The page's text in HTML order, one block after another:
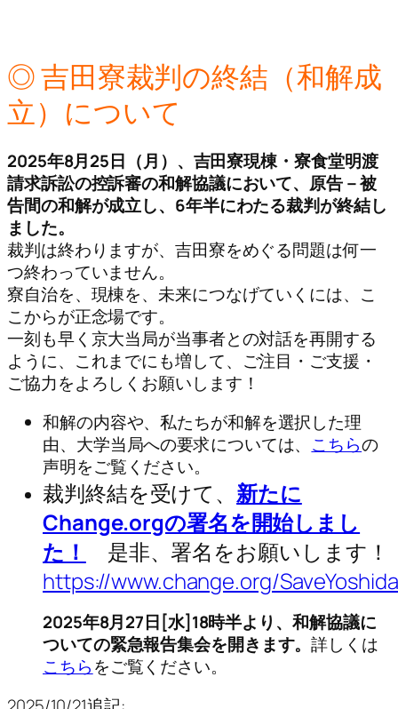
◎ 吉田寮裁判の終結（和解成
立）について
2025年8月25日（月）、吉田寮現棟・寮食堂明渡
請求訴訟の控訴審の和解協議において、原告－被
告間の和解が成立し、6年半にわたる裁判が終結し
ました。
裁判は終わりますが、吉田寮をめぐる問題は何一
つ終わっていません。
寮自治を、現棟を、未来につなげていくには、こ
こからが正念場です。
一刻も早く京大当局が当事者との対話を再開する
ように、これまでにも増して、ご注目・ご支援・
ご協力をよろしくお願いします！
和解の内容や、私たちが和解を選択した理
由、大学当局への要求については、 こちらの
声明をご覧ください。
裁判終結を受けて、 新たに
Change.orgの署名を開始しまし
た！
是非、署名をお願いします！
https://www.change.org/
2025年8月27日[水]18時半より、和解協議に
ついての緊急報告集会を開きます。詳しくは
こちらをご覧ください。